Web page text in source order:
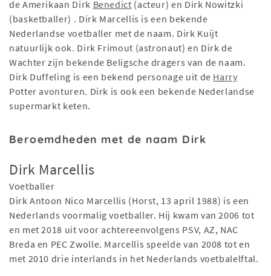
de Amerikaan Dirk Benedict (acteur) en Dirk Nowitzki
(basketballer) . Dirk Marcellis is een bekende
Nederlandse voetballer met de naam. Dirk Kuijt
natuurlijk ook. Dirk Frimout (astronaut) en Dirk de
Wachter zijn bekende Beligsche dragers van de naam.
Dirk Duffeling is een bekend personage uit de Harry
Potter avonturen. Dirk is ook een bekende Nederlandse
supermarkt keten.
Beroemdheden met de naam Dirk
Dirk Marcellis
Voetballer
Dirk Antoon Nico Marcellis (Horst, 13 april 1988) is een
Nederlands voormalig voetballer. Hij kwam van 2006 tot
en met 2018 uit voor achtereenvolgens PSV, AZ, NAC
Breda en PEC Zwolle. Marcellis speelde van 2008 tot en
met 2010 drie interlands in het Nederlands voetbalelftal.